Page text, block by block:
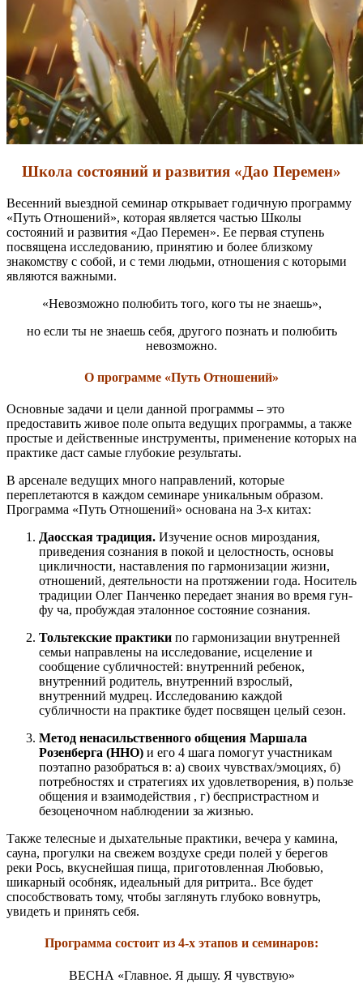
Школа состояний и развития «Дао Перемен»
Весенний выездной семинар открывает годичную программу
«Путь Отношений», которая является частью Школы
состояний и развития «Дао Перемен». Ее первая ступень
посвящена исследованию, принятию и более близкому
знакомству с собой, и с теми людьми, отношения с которыми
являются важными.
«Невозможно полюбить того, кого ты не знаешь»,
но если ты не знаешь себя, другого познать и полюбить
невозможно.
О программе «Путь Отношений»
Основные задачи и цели данной программы – это
предоставить живое поле опыта ведущих программы, а также
простые и действенные инструменты, применение которых на
практике даст самые глубокие результаты.
В арсенале ведущих много направлений, которые
переплетаются в каждом семинаре уникальным образом.
Программа «Путь Отношений» основана на 3-х китах:
Даосская традиция. Изучение основ мироздания,
приведения сознания в покой и целостность, основы
цикличности, наставления по гармонизации жизни,
отношений, деятельности на протяжении года. Носитель
традиции Олег Панченко передает знания во время гун-
фу ча, пробуждая эталонное состояние сознания.
Тольтекские практики по гармонизации внутренней
семьи направлены на исследование, исцеление и
сообщение субличностей: внутренний ребенок,
внутренний родитель, внутренний взрослый,
внутренний мудрец. Исследованию каждой
субличности на практике будет посвящен целый сезон.
Метод ненасильственного общения Маршала
Розенберга (ННО) и его 4 шага помогут участникам
поэтапно разобраться в: а) своих чувствах/эмоциях, б)
потребностях и стратегиях их удовлетворения, в) пользе
общения и взаимодействия , г) беспристрастном и
безоценочном наблюдении за жизнью.
Также телесные и дыхательные практики, вечера у камина,
сауна, прогулки на свежем воздухе среди полей у берегов
реки Рось, вкуснейшая пища, приготовленная Любовью,
шикарный особняк, идеальный для ритрита.. Все будет
способствовать тому, чтобы заглянуть глубоко вовнутрь,
увидеть и принять себя.
Программа состоит из 4-х этапов и семинаров:
ВЕСНА «Главное. Я дышу. Я чувствую»